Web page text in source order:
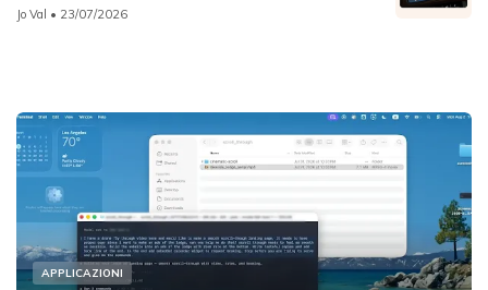
Jo Val • 23/07/2026
APPLICAZIONI